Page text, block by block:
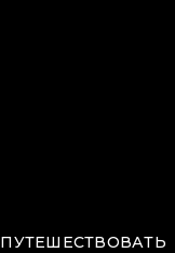
ПУТЕШЕСТВОВАТЬ